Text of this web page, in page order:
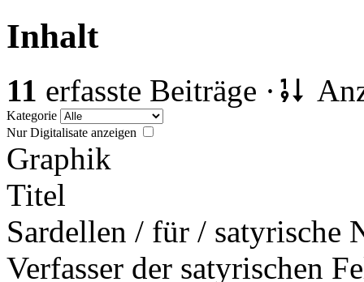
Inhalt
11 erfasste Beiträge ·
Kategorie
Nur Digitalisate anzeigen
Graphik
Titel
Sardellen / für / satyrische
Verfasser der satyrischen